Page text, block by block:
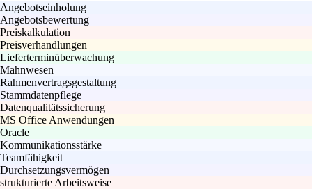
Angebotseinholung
Angebotsbewertung
Preiskalkulation
Preisverhandlungen
Lieferterminüberwachung
Mahnwesen
Rahmenvertragsgestaltung
Stammdatenpflege
Datenqualitätssicherung
MS Office Anwendungen
Oracle
Kommunikationsstärke
Teamfähigkeit
Durchsetzungsvermögen
strukturierte Arbeitsweise